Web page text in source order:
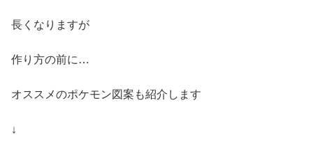
長くなりますが
作り方の前に…
オススメのポケモン図案も紹介します
↓